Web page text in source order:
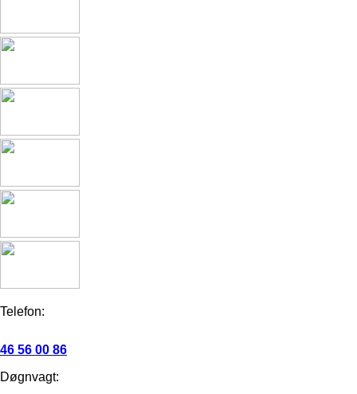
Telefon:
46 56 00 86
Døgnvagt: